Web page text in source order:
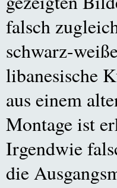
falsch
schwarz-
libanesische
aus einem
Montage ist
Irgendwie
die